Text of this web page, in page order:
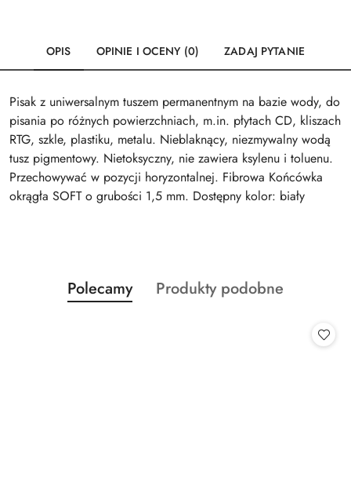
OPIS OPINIE I OCENY (0) ZADAJ PYTANIE
Pisak z uniwersalnym tuszem permanentnym na bazie wody, do
pisania po różnych powierzchniach, m.in. płytach CD, kliszach
RTG, szkle, plastiku, metalu. Nieblaknący, niezmywalny wodą
tusz pigmentowy. Nietoksyczny, nie zawiera ksylenu i toluenu.
Przechowywać w pozycji horyzontalnej. Fibrowa Końcówka
okrągła SOFT o grubości 1,5 mm. Dostępny kolor: biały
Pomiń karuzelę produktów
Produkty
o
Polecamy
Produkty
Produkty podobne